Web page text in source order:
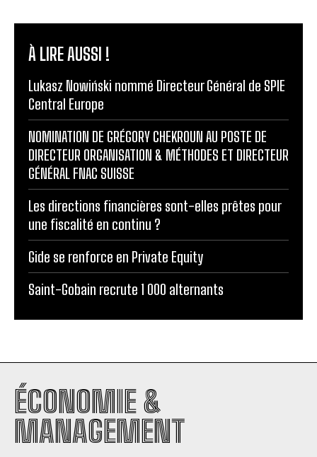
À LIRE AUSSI !
Lukasz Nowiński nommé Directeur Général de SPIE
Central Europe
NOMINATION DE GRÉGORY CHEKROUN AU POSTE DE
DIRECTEUR ORGANISATION & MÉTHODES ET DIRECTEUR
GÉNÉRAL FNAC SUISSE
Les directions financières sont-elles prêtes pour
une fiscalité en continu ?
Gide se renforce en Private Equity
Saint-Gobain recrute 1 000 alternants
ÉCONOMIE &
MANAGEMENT